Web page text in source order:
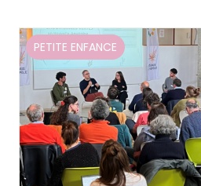
PETITE ENFANCE